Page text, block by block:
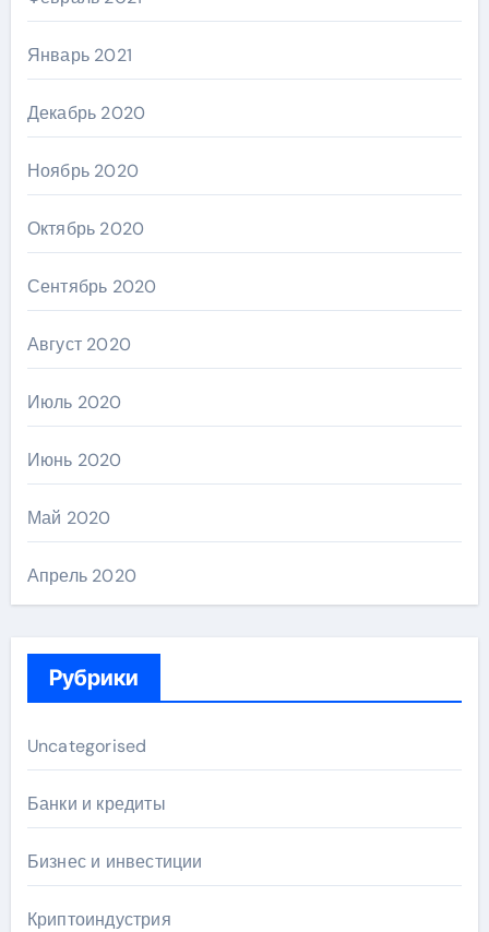
Январь 2021
Декабрь 2020
Ноябрь 2020
Октябрь 2020
Сентябрь 2020
Август 2020
Июль 2020
Июнь 2020
Май 2020
Апрель 2020
Рубрики
Uncategorised
Банки и кредиты
Бизнес и инвестиции
Криптоиндустрия